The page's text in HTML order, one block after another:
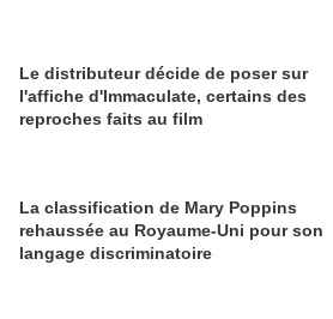
Le distributeur décide de poser sur
l'affiche d'Immaculate, certains des
reproches faits au film
La classification de Mary Poppins
rehaussée au Royaume-Uni pour son
langage discriminatoire